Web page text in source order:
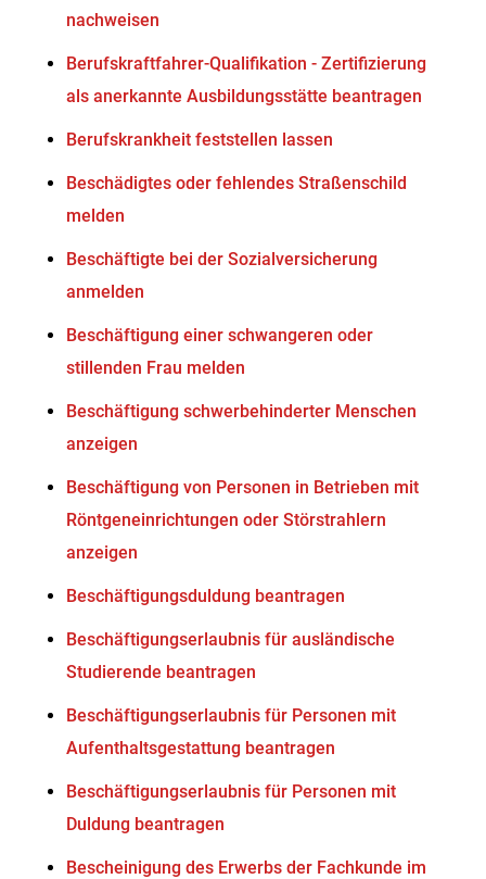
nachweisen
Berufskraftfahrer-Qualifikation - Zertifizierung
als anerkannte Ausbildungsstätte beantragen
Berufskrankheit feststellen lassen
Beschädigtes oder fehlendes Straßenschild
melden
Beschäftigte bei der Sozialversicherung
anmelden
Beschäftigung einer schwangeren oder
stillenden Frau melden
Beschäftigung schwerbehinderter Menschen
anzeigen
Beschäftigung von Personen in Betrieben mit
Röntgeneinrichtungen oder Störstrahlern
anzeigen
Beschäftigungsduldung beantragen
Beschäftigungserlaubnis für ausländische
Studierende beantragen
Beschäftigungserlaubnis für Personen mit
Aufenthaltsgestattung beantragen
Beschäftigungserlaubnis für Personen mit
Duldung beantragen
Bescheinigung des Erwerbs der Fachkunde im